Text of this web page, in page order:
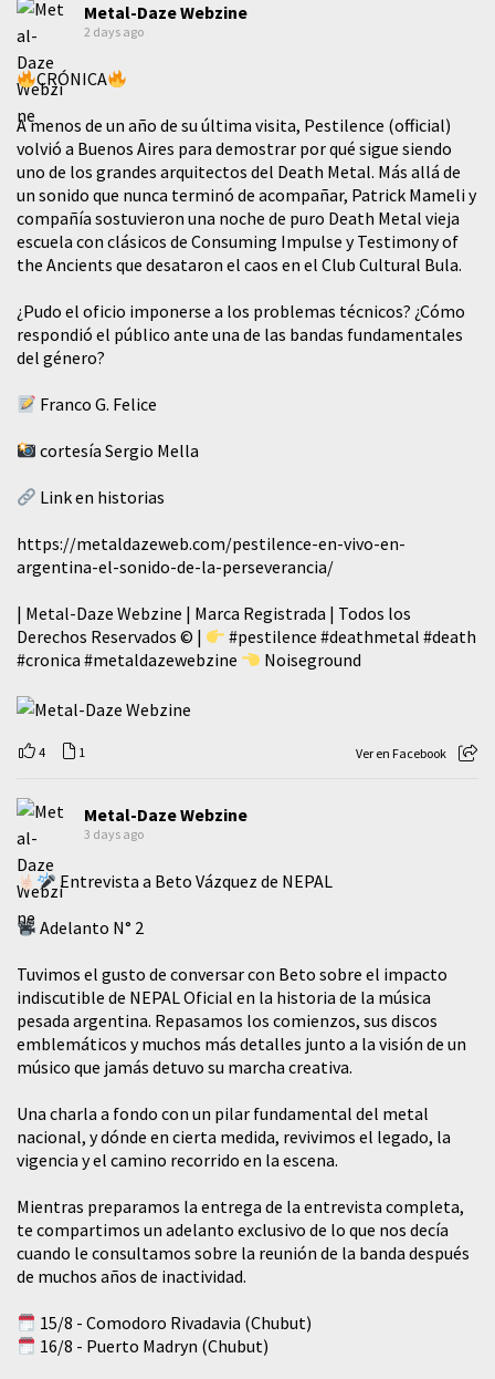
Metal-Daze Webzine
2 days ago
CRÓNICA
A menos de un año de su última visita, Pestilence (official)
volvió a Buenos Aires para demostrar por qué sigue siendo
uno de los grandes arquitectos del Death Metal. Más allá de
un sonido que nunca terminó de acompañar, Patrick Mameli y
compañía sostuvieron una noche de puro Death Metal vieja
escuela con clásicos de Consuming Impulse y Testimony of
the Ancients que desataron el caos en el Club Cultural Bula.
¿Pudo el oficio imponerse a los problemas técnicos? ¿Cómo
respondió el público ante una de las bandas fundamentales
del género?
Franco G. Felice
cortesía Sergio Mella
Link en historias
https://metaldazeweb.com/pestilence-en-vivo-en-
argentina-el-sonido-de-la-perseverancia/
| Metal-Daze Webzine | Marca Registrada | Todos los
Derechos Reservados © |
#pestilence #deathmetal #death
#cronica #metaldazewebzine Noiseground
4 1 Ver en Facebook
Metal-Daze Webzine
3 days ago
Entrevista a Beto Vázquez de NEPAL
Adelanto N° 2
Tuvimos el gusto de conversar con Beto sobre el impacto
indiscutible de NEPAL Oficial en la historia de la música
pesada argentina. Repasamos los comienzos, sus discos
emblemáticos y muchos más detalles junto a la visión de un
músico que jamás detuvo su marcha creativa.
​Una charla a fondo con un pilar fundamental del metal
nacional, y dónde en cierta medida, revivimos el legado, la
vigencia y el camino recorrido en la escena.
Mientras preparamos la entrega de la entrevista completa,
te compartimos un adelanto exclusivo de lo que nos decía
cuando le consultamos sobre la reunión de la banda después
de muchos años de inactividad.
15/8 - Comodoro Rivadavia (Chubut)
16/8 - Puerto Madryn (Chubut)